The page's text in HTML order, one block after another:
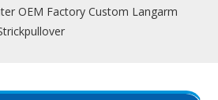
OEM Factory Custom Langarm